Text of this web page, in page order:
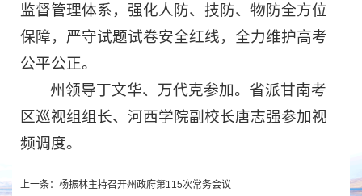
监督管理体系，强化人防、技防、物防全方位
保障，严守试题试卷安全红线，全力维护高考
公平公正。
州领导丁文华、万代克参加。省派甘南考
区巡视组组长、河西学院副校长唐志强参加视
频调度。
上一条： 杨振林主持召开州政府第115次常务会议